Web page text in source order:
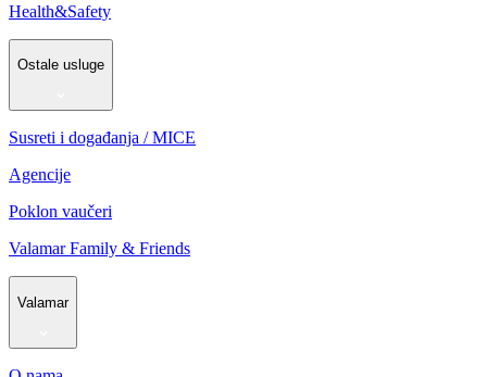
Health&Safety
Ostale usluge
Susreti i događanja / MICE
Agencije
Poklon vaučeri
Valamar Family & Friends
Valamar